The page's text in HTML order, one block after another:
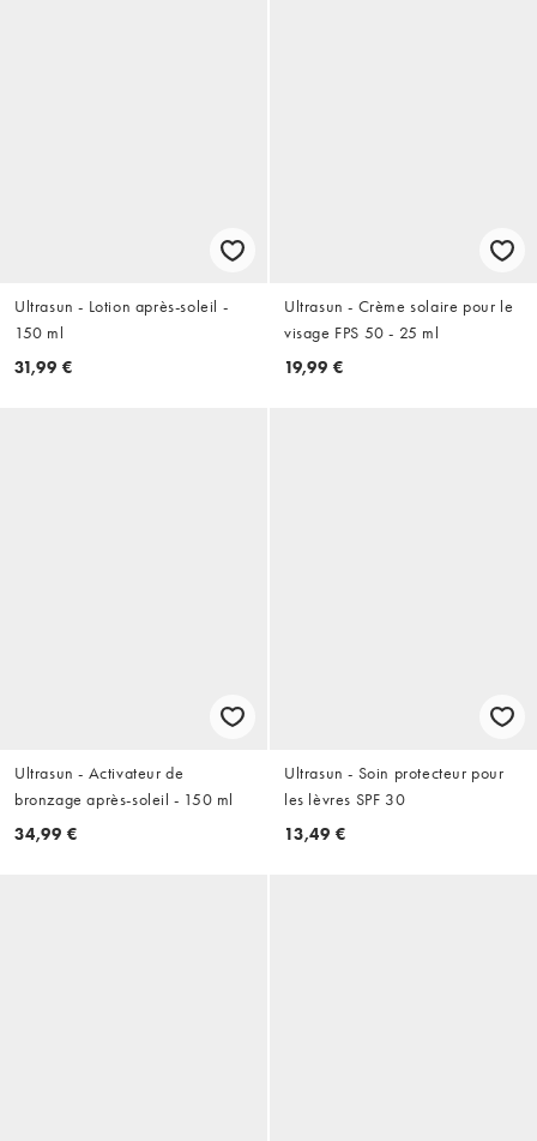
Ultrasun - Lotion après-soleil -
150 ml
31,99 €
Ultrasun - Crème solaire pour le
visage FPS 50 - 25 ml
19,99 €
Ultrasun - Activateur de
bronzage après-soleil - 150 ml
34,99 €
Ultrasun - Soin protecteur pour
les lèvres SPF 30
13,49 €